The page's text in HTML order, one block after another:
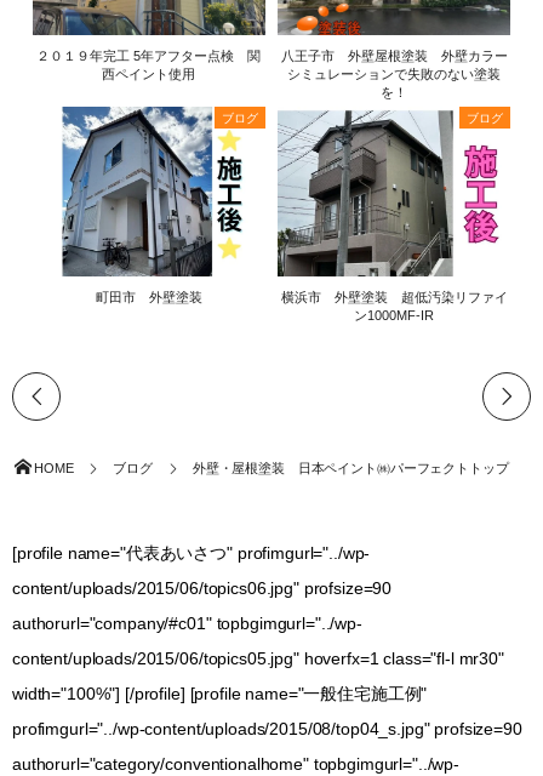
２０１９年完工 5年アフター点検 関
西ペイント使用
八王子市 外壁屋根塗装 外壁カラー
シミュレーションで失敗のない塗装
を！
ブログ
町田市 外壁塗装
ブログ
横浜市 外壁塗装 超低汚染リファイ
ン1000MF-IR
HOME ブログ 外壁・屋根塗装 日本ペイント㈱パーフェクトトップ
[profile name="代表あいさつ" profimgurl="../wp-
content/uploads/2015/06/topics06.jpg" profsize=90
authorurl="company/#c01" topbgimgurl="../wp-
content/uploads/2015/06/topics05.jpg" hoverfx=1 class="fl-l mr30"
width="100%"] [/profile] [profile name="一般住宅施工例"
profimgurl="../wp-content/uploads/2015/08/top04_s.jpg" profsize=90
authorurl="category/conventionalhome" topbgimgurl="../wp-